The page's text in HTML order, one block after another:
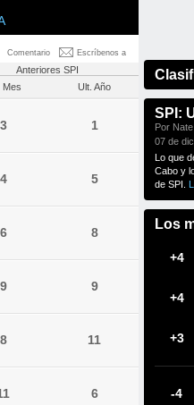
Comentario Escríbenos a
Anteriores SPI
Mes Ult. Año
3 1
4 5
6 8
9 9
8 11
6
SPI:
Por
07 de
Lo que
Cabo y
de SPI.
Los
+4
+4
+3
-4